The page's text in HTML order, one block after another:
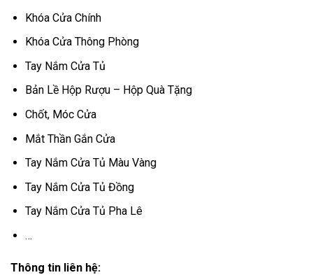
Khóa Cửa Chính
Khóa Cửa Thông Phòng
Tay Nắm Cửa Tủ
Bản Lề Hộp Rượu – Hộp Quà Tặng
Chốt, Móc Cửa
Mắt Thần Gắn Cửa
Tay Nắm Cửa Tủ Màu Vàng
Tay Nắm Cửa Tủ Đồng
Tay Nắm Cửa Tủ Pha Lê
…
Thông tin liên hệ: